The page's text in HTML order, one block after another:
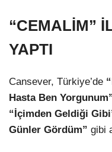
“CEMALİM”
YAPTI
Cansever, Türkiye’de
Hasta Ben
“İçimden Geldiği
Günler Gördüm” gibi